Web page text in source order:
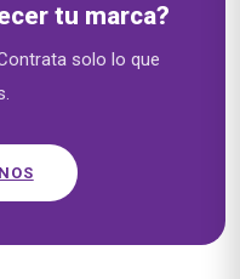
tu marca?
solo lo que